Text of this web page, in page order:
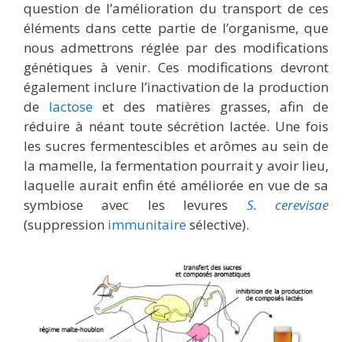
question de l’amélioration du transport de ces
éléments dans cette partie de l’organisme, que
nous admettrons réglée par des modifications
génétiques à venir. Ces modifications devront
également inclure l’inactivation de la production
de lactose et des matières grasses, afin de
réduire à néant toute sécrétion lactée. Une fois
les sucres fermentescibles et arômes au sein de
la mamelle, la fermentation pourrait y avoir lieu,
laquelle aurait enfin été améliorée en vue de sa
symbiose avec les levures S. cerevisae
(suppression immunitairesélective).